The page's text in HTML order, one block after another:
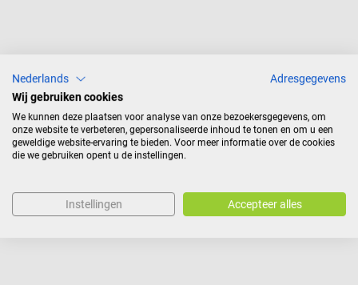
Gemiddelde waardering van 5 van 5 sterren
€ 1.439,90*
In winkelwagen
Nederlands
Adresgegevens
Wij gebruiken cookies
We kunnen deze plaatsen voor analyse van onze bezoekersgegevens, om
onze website te verbeteren, gepersonaliseerde inhoud te tonen en om u een
geweldige website-ervaring te bieden. Voor meer informatie over de cookies
die we gebruiken opent u de instellingen.
Instellingen Accepteer alles